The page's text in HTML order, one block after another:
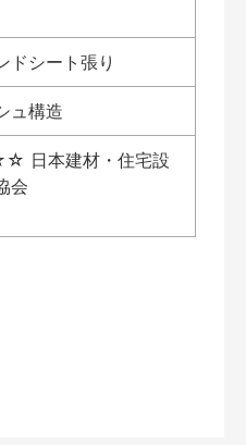
ドシート張り
ュ構造
日本建材・住宅設
会